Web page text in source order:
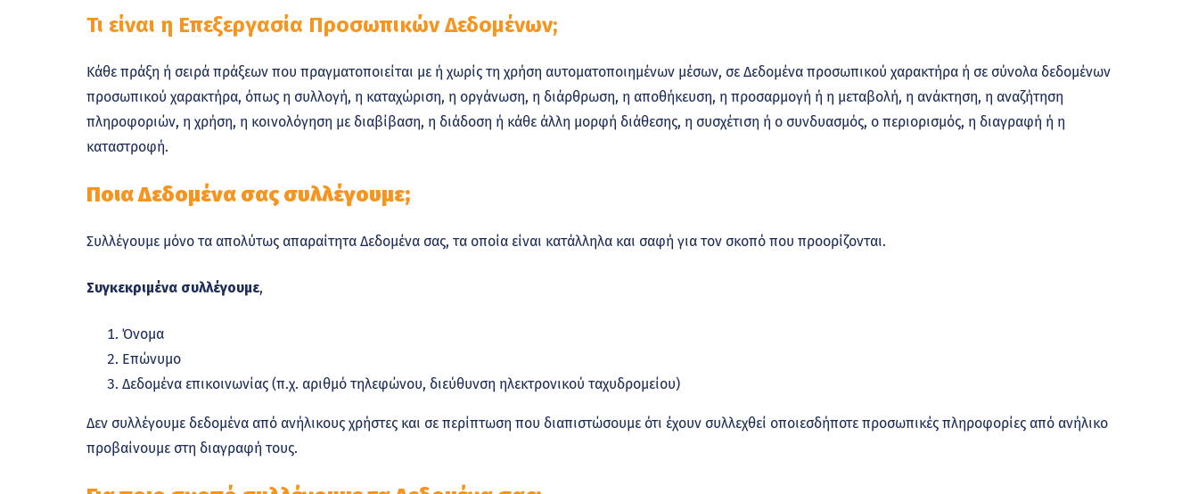
Τι είναι η Επεξεργασία Προσωπικών Δεδομένων;
Κάθε πράξη ή σειρά πράξεων που πραγματοποιείται με ή χωρίς τη χρήση αυτοματοποιημένων μέσων, σε Δεδομένα προσωπικού χαρακτήρα ή σε σύνολα δεδομένων
προσωπικού χαρακτήρα, όπως η συλλογή, η καταχώριση, η οργάνωση, η διάρθρωση, η αποθήκευση, η προσαρμογή ή η μεταβολή, η ανάκτηση, η αναζήτηση
πληροφοριών, η χρήση, η κοινολόγηση με διαβίβαση, η διάδοση ή κάθε άλλη μορφή διάθεσης, η συσχέτιση ή ο συνδυασμός, ο περιορισμός, η διαγραφή ή η
καταστροφή.
Ποια Δεδομένα σας συλλέγουμε;
Συλλέγουμε μόνο τα απολύτως απαραίτητα Δεδομένα σας, τα οποία είναι κατάλληλα και σαφή για τον σκοπό που προορίζονται.
Συγκεκριμένα συλλέγουμε,
Όνομα
Επώνυμο
Δεδομένα επικοινωνίας (π.χ. αριθμό τηλεφώνου, διεύθυνση ηλεκτρονικού ταχυδρομείου)
Δεν συλλέγουμε δεδομένα από ανήλικους χρήστες και σε περίπτωση που διαπιστώσουμε ότι έχουν συλλεχθεί οποιεσδήποτε προσωπικές πληροφορίες από ανήλικο
προβαίνουμε στη διαγραφή τους.